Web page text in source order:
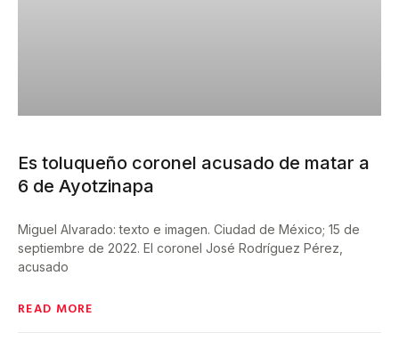
Es toluqueño coronel acusado de matar a
6 de Ayotzinapa
Miguel Alvarado: texto e imagen. Ciudad de México; 15 de
septiembre de 2022. El coronel José Rodríguez Pérez,
acusado
READ MORE